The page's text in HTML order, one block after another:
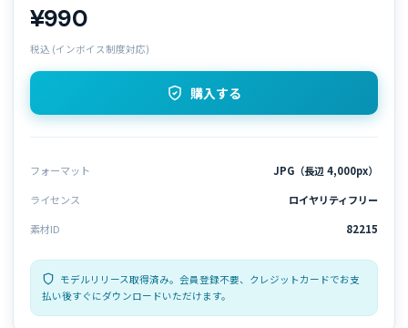
¥990
税込 (インボイス制度対応)
購入する
フォーマット
JPG（長辺 4,000px）
ライセンス
ロイヤリティフリー
素材ID
82215
モデルリリース取得済み。会員登録不要、クレジットカードでお支
払い後すぐにダウンロードいただけます。